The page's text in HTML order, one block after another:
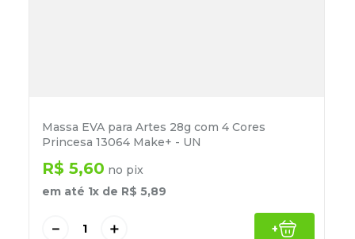
Massa EVA para Artes 28g com 4 Cores
Princesa 13064 Make+ - UN
R$ 5,60 no pix
em até 1x de R$ 5,89
＋
－ +